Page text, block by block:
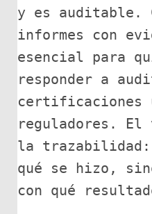
y es auditable.
informes con
esencial para
responder a
certificaciones
reguladores. El
la trazabilidad:
qué se hizo,
con qué